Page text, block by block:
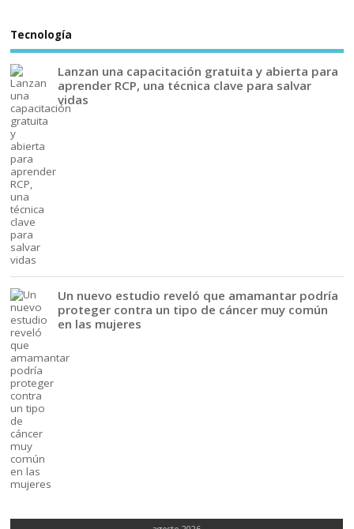
Tecnología
Lanzan una capacitación gratuita y abierta para
aprender RCP, una técnica clave para salvar
vidas
Un nuevo estudio reveló que amamantar podría
proteger contra un tipo de cáncer muy común
en las mujeres